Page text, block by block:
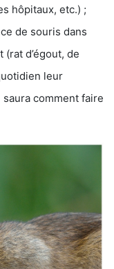
hôpitaux, etc.) ;
de souris dans
d’égout, de
leur
comment faire